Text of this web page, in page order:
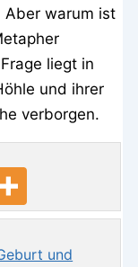
Aber warum ist
liegt in
und ihrer
verborgen.
und